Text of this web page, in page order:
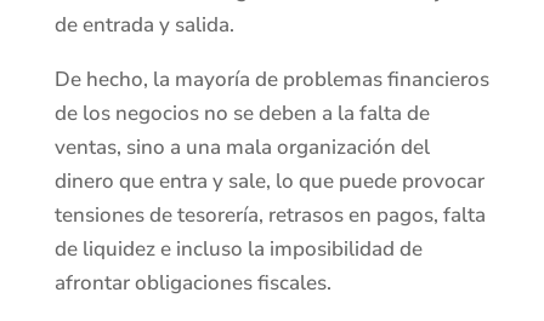
de entrada y salida.
De hecho, la mayoría de problemas financieros
de los negocios no se deben a la falta de
ventas, sino a una mala organización del
dinero que entra y sale, lo que puede provocar
tensiones de tesorería, retrasos en pagos, falta
de liquidez e incluso la imposibilidad de
afrontar obligaciones fiscales.